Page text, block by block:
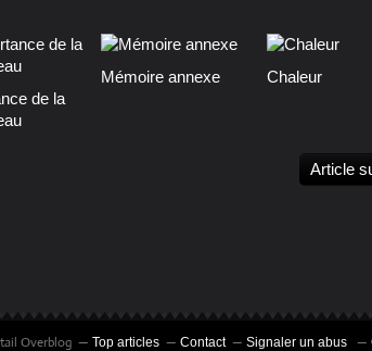
de la
Mémoire annexe Chaleur
Article
Overblog Top articles Contact Signaler un abus